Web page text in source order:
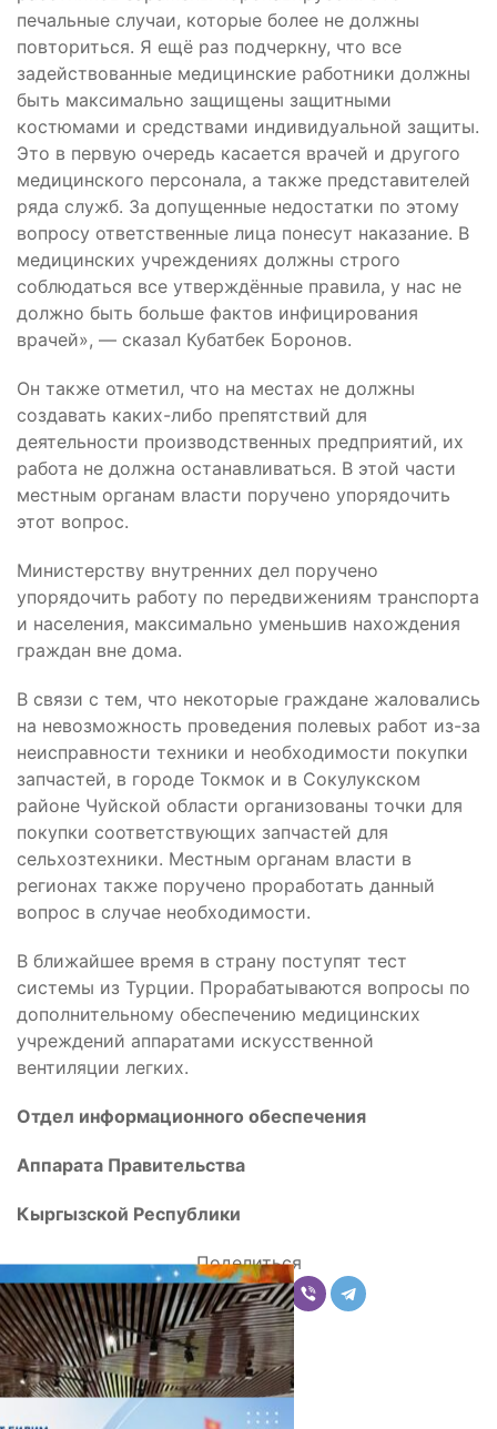
печальные случаи, которые более не должны
повториться. Я ещё раз подчеркну, что все
задействованные медицинские работники должны
быть максимально защищены защитными
костюмами и средствами индивидуальной защиты.
Это в первую очередь касается врачей и другого
медицинского персонала, а также представителей
ряда служб. За допущенные недостатки по этому
вопросу ответственные лица понесут наказание. В
медицинских учреждениях должны строго
соблюдаться все утверждённые правила, у нас не
должно быть больше фактов инфицирования
врачей», — сказал Кубатбек Боронов.
Он также отметил, что на местах не должны
создавать каких-либо препятствий для
деятельности производственных предприятий, их
работа не должна останавливаться. В этой части
местным органам власти поручено упорядочить
этот вопрос.
Министерству внутренних дел поручено
упорядочить работу по передвижениям транспорта
и населения, максимально уменьшив нахождения
граждан вне дома.
В связи с тем, что некоторые граждане жаловались
на невозможность проведения полевых работ из-за
неисправности техники и необходимости покупки
запчастей, в городе Токмок и в Сокулукском
районе Чуйской области организованы точки для
покупки соответствующих запчастей для
сельхозтехники. Местным органам власти в
регионах также поручено проработать данный
вопрос в случае необходимости.
В ближайшее время в страну поступят тест
системы из Турции. Прорабатываются вопросы по
дополнительному обеспечению медицинских
учреждений аппаратами искусственной
вентиляции легких.
Отдел информационного обеспечения
Аппарата Правительства
Кыргызской Республики
Поделиться
Комментарии
Последние новости